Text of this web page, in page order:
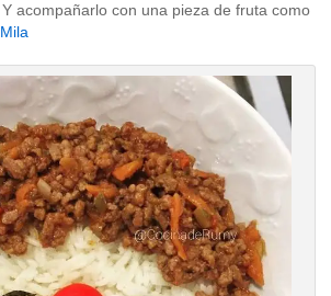
Y acompañarlo con una pieza de fruta como
Mila